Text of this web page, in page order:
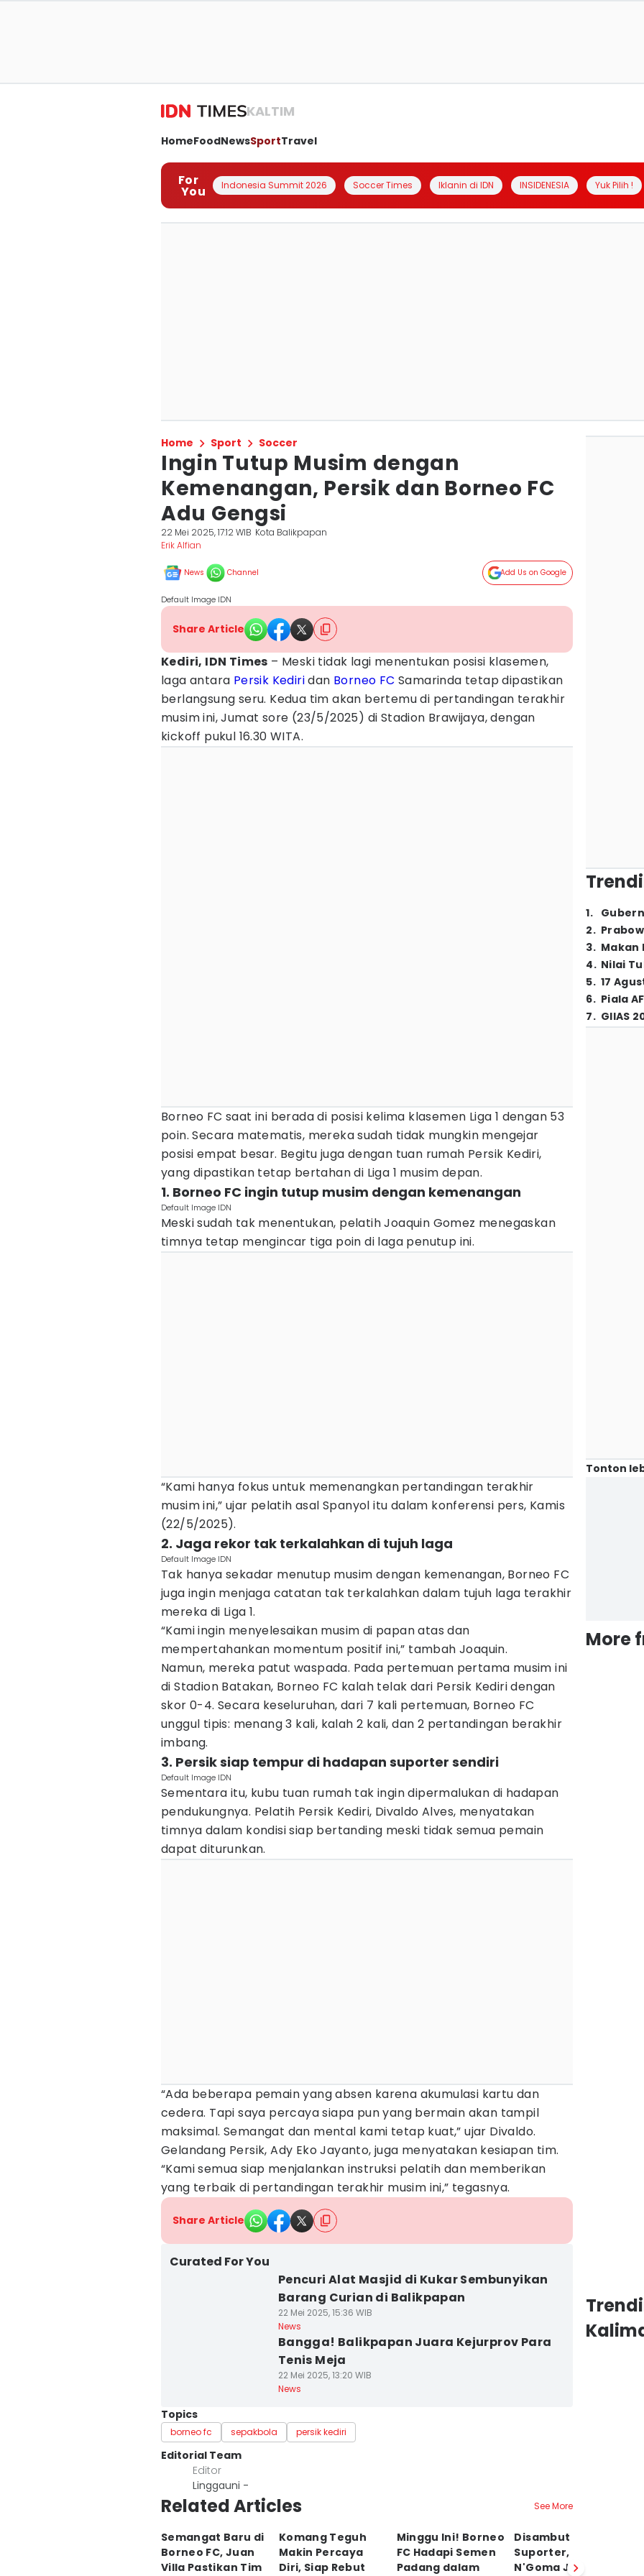
KALTIM
HomeFoodNewsSportTravel
For
You Indonesia Summit 2026 Soccer Times Iklanin di IDN INSIDENESIA Yuk Pilih !
Home Sport Soccer
Ingin Tutup Musim dengan
Kemenangan, Persik dan Borneo FC
Adu Gengsi
22 Mei 2025, 17:12 WIB Kota Balikpapan
Erik Alfian
News Channel Add Us on Google
Default Image IDN
Share Article
Kediri, IDN Times – Meski tidak lagi menentukan posisi klasemen,
laga antara Persik Kediridan Borneo FC Samarinda tetap dipastikan
berlangsung seru. Kedua tim akan bertemu di pertandingan terakhir
musim ini, Jumat sore (23/5/2025) di Stadion Brawijaya, dengan
kickoff pukul 16.30 WITA.
Borneo FC saat ini berada di posisi kelima klasemen Liga 1 dengan 53
poin. Secara matematis, mereka sudah tidak mungkin mengejar
posisi empat besar. Begitu juga dengan tuan rumah Persik Kediri,
yang dipastikan tetap bertahan di Liga 1 musim depan.
1. Borneo FC ingin tutup musim dengan kemenangan
Default Image IDN
Meski sudah tak menentukan, pelatih Joaquin Gomez menegaskan
timnya tetap mengincar tiga poin di laga penutup ini.
“Kami hanya fokus untuk memenangkan pertandingan terakhir
musim ini,” ujar pelatih asal Spanyol itu dalam konferensi pers, Kamis
(22/5/2025).
2. Jaga rekor tak terkalahkan di tujuh laga
Default Image IDN
Tak hanya sekadar menutup musim dengan kemenangan, Borneo FC
juga ingin menjaga catatan tak terkalahkan dalam tujuh laga terakhir
mereka di Liga 1.
“Kami ingin menyelesaikan musim di papan atas dan
mempertahankan momentum positif ini,” tambah Joaquin.
Namun, mereka patut waspada. Pada pertemuan pertama musim ini
di Stadion Batakan, Borneo FC kalah telak dari Persik Kediri dengan
skor 0-4. Secara keseluruhan, dari 7 kali pertemuan, Borneo FC
unggul tipis: menang 3 kali, kalah 2 kali, dan 2 pertandingan berakhir
imbang.
3. Persik siap tempur di hadapan suporter sendiri
Default Image IDN
Sementara itu, kubu tuan rumah tak ingin dipermalukan di hadapan
pendukungnya. Pelatih Persik Kediri, Divaldo Alves, menyatakan
timnya dalam kondisi siap bertanding meski tidak semua pemain
dapat diturunkan.
“Ada beberapa pemain yang absen karena akumulasi kartu dan
cedera. Tapi saya percaya siapa pun yang bermain akan tampil
maksimal. Semangat dan mental kami tetap kuat,” ujar Divaldo.
Gelandang Persik, Ady Eko Jayanto, juga menyatakan kesiapan tim.
“Kami semua siap menjalankan instruksi pelatih dan memberikan
yang terbaik di pertandingan terakhir musim ini,” tegasnya.
Share Article
Curated For You
Pencuri Alat Masjid di Kukar Sembunyikan
Barang Curian di Balikpapan
22 Mei 2025, 15:36 WIB
News
Bangga! Balikpapan Juara Kejurprov Para
Tenis Meja
22 Mei 2025, 13:20 WIB
News
Topics
borneo fc sepakbola persik kediri
Editorial Team
Editor
Linggauni -
Related Articles See More
Semangat Baru di
Borneo FC, Juan
Villa Pastikan Tim
Komang Teguh
Makin Percaya
Diri, Siap Rebut
Minggu Ini! Borneo
FC Hadapi Semen
Padang dalam
Disambut Hangat
Suporter, Kablan
N'Goma Jadi
1.
2.
3. Makan
4. Nilai
5. 17
6. Piala
7. GIIAS
Tonton
More